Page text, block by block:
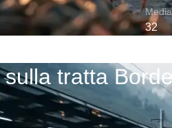
32
tratta